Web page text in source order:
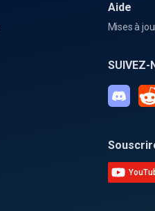
Aide
Mises à
SUIVEZ-